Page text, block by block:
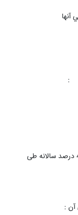
فني آنها
برآورد هزینه های جاری طرح با نرخ تورم 49 درصد سالانه طی
آن :